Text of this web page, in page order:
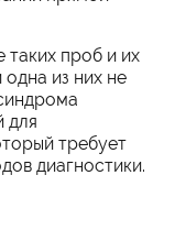
проб и их
из них не
для
требует
диагностики.